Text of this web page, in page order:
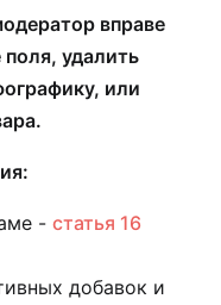
вправе
удалить
или
-статья 16
добавок и